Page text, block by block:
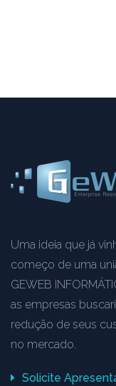
Uma ideia que já
começo de uma
GEWEB
as empresas
redução de seus
no mercado.
Solicite